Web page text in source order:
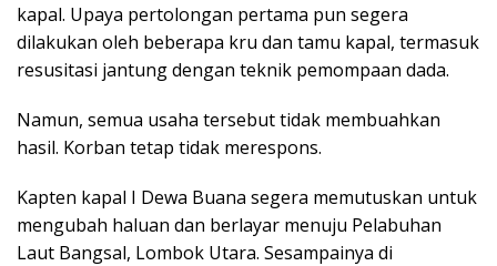
kapal. Upaya pertolongan pertama pun segera
dilakukan oleh beberapa kru dan tamu kapal, termasuk
resusitasi jantung dengan teknik pemompaan dada.
Namun, semua usaha tersebut tidak membuahkan
hasil. Korban tetap tidak merespons.
Kapten kapal I Dewa Buana segera memutuskan untuk
mengubah haluan dan berlayar menuju Pelabuhan
Laut Bangsal, Lombok Utara. Sesampainya di